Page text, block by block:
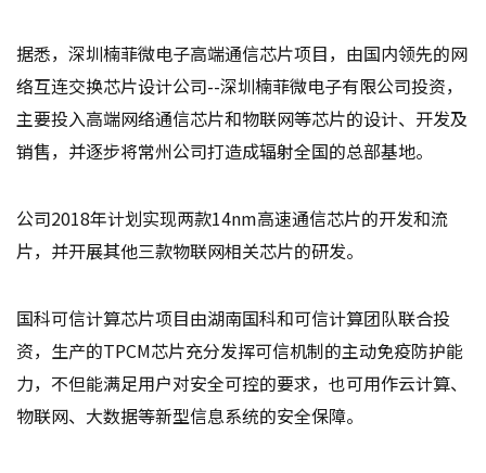
据悉，深圳楠菲微电子高端通信芯片项目，由国内领先的网
络互连交换芯片设计公司--深圳楠菲微电子有限公司投资，
主要投入高端网络通信芯片和物联网等芯片的设计、开发及
销售，并逐步将常州公司打造成辐射全国的总部基地。
公司2018年计划实现两款14nm高速通信芯片的开发和流
片，并开展其他三款物联网相关芯片的研发。
国科可信计算芯片项目由湖南国科和可信计算团队联合投
资，生产的TPCM芯片充分发挥可信机制的主动免疫防护能
力，不但能满足用户对安全可控的要求，也可用作云计算、
物联网、大数据等新型信息系统的安全保障。